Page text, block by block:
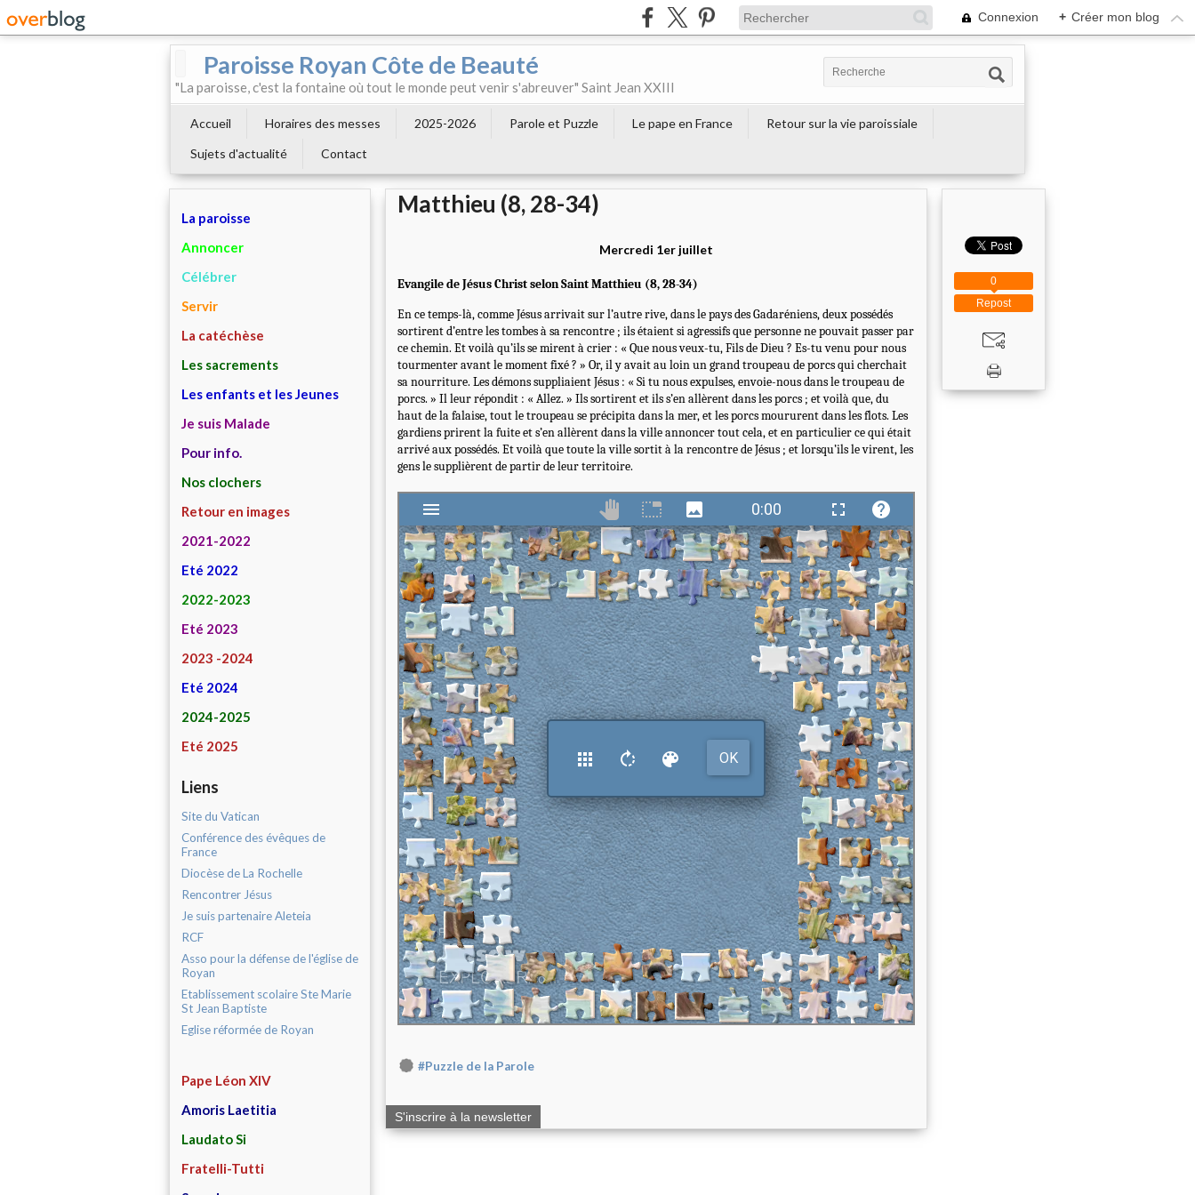
Connexion + Créer mon blog
Paroisse Royan Côte de Beauté
"La paroisse, c'est la fontaine où tout le monde peut venir s'abreuver" Saint Jean XXIII
Accueil Horaires des messes 2025-2026 Parole et Puzzle Le pape en France
Retour sur la vie paroissiale
Sujets d'actualité
Contact
La paroisse
Annoncer
Célébrer
Servir
La catéchèse
Les sacrements
Les enfants et les Jeunes
Je suis Malade
Pour info.
Nos clochers
Retour en images
2021-2022
Eté 2022
2022-2023
Eté 2023
2023 -2024
Eté 2024
2024-2025
Eté 2025
Liens
Site du Vatican
Conférence des évêques de
France
Diocèse de La Rochelle
Rencontrer Jésus
Je suis partenaire Aleteia
RCF
Asso pour la défense de l'église de
Royan
Etablissement scolaire Ste Marie
St Jean Baptiste
Eglise réformée de Royan
Pape Léon XIV
Amoris Laetitia
Laudato Si
Fratelli-Tutti
Matthieu (8, 28-34)
Mercredi 1er juillet
Evangile de Jésus Christ selon Saint Matthieu (8, 28-34)
En ce temps-là, comme Jésus arrivait sur l’autre rive, dans le pays des Gadaréniens, deux possédés
sortirent d’entre les tombes à sa rencontre ; ils étaient si agressifs que personne ne pouvait passer par
ce chemin. Et voilà qu’ils se mirent à crier : « Que nous veux-tu, Fils de Dieu ? Es-tu venu pour nous
tourmenter avant le moment fixé ? » Or, il y avait au loin un grand troupeau de porcs qui cherchait
sa nourriture. Les démons suppliaient Jésus : « Si tu nous expulses, envoie-nous dans le troupeau de
porcs. » Il leur répondit : « Allez. » Ils sortirent et ils s’en allèrent dans les porcs ; et voilà que, du
haut de la falaise, tout le troupeau se précipita dans la mer, et les porcs moururent dans les flots. Les
gardiens prirent la fuite et s’en allèrent dans la ville annoncer tout cela, et en particulier ce qui était
arrivé aux possédés. Et voilà que toute la ville sortit à la rencontre de Jésus ; et lorsqu’ils le virent, les
gens le supplièrent de partir de leur territoire.
#Puzzle de la Parole
S'inscrire à la newsletter
Repost
0